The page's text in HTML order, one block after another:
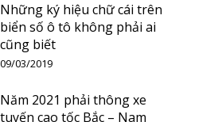
Những ký hiệu chữ cái trên
biển số ô tô không phải ai
cũng biết
09/03/2019
Năm 2021 phải thông xe
tuyến cao tốc Bắc – Nam